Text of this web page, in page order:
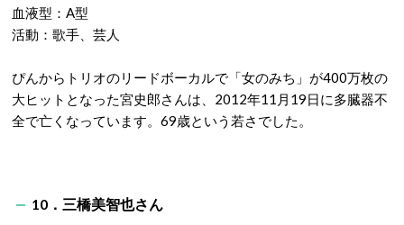
血液型：A型
活動：歌手、芸人
ぴんからトリオのリードボーカルで「女のみち」が400万枚の
大ヒットとなった宮史郎さんは、2012年11月19日に多臓器不
全で亡くなっています。69歳という若さでした。
10．三橋美智也さん